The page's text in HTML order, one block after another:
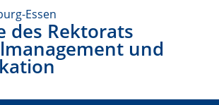
Essen
des Rektorats
und